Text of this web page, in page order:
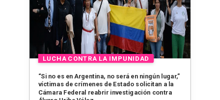
“Si no es en Argentina, no será en ningún lugar,”
víctimas de crímenes de Estado solicitan a la
Cámara Federal reabrir investigación contra